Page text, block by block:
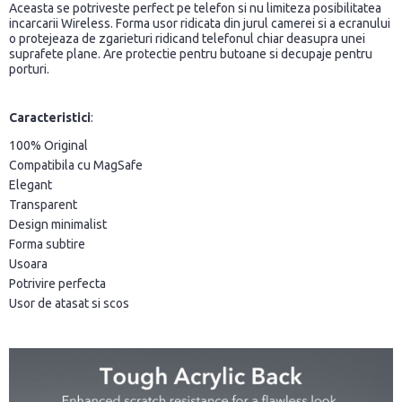
Aceasta se potriveste perfect pe telefon si nu limiteza posibilitatea
incarcarii Wireless. Forma usor ridicata din jurul camerei si a ecranului
o protejeaza de zgarieturi ridicand telefonul chiar deasupra unei
suprafete plane. Are protectie pentru butoane si decupaje pentru
porturi.
Caracteristici:
100% Original
Compatibila cu MagSafe
Elegant
Transparent
Design minimalist
Forma subtire
Usoara
Potrivire perfecta
Usor de atasat si scos